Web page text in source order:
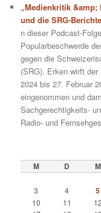
„Medienkritik &amp;
und die SRG-
n dieser Podcast-
Popularbeschwerde
gegen die
(SRG). Erken wirft
2024 bis 27. Februar
eingenommen und
Sachgerechtigkeits-
Radio- und
M D M
3
4 5
10
11 12